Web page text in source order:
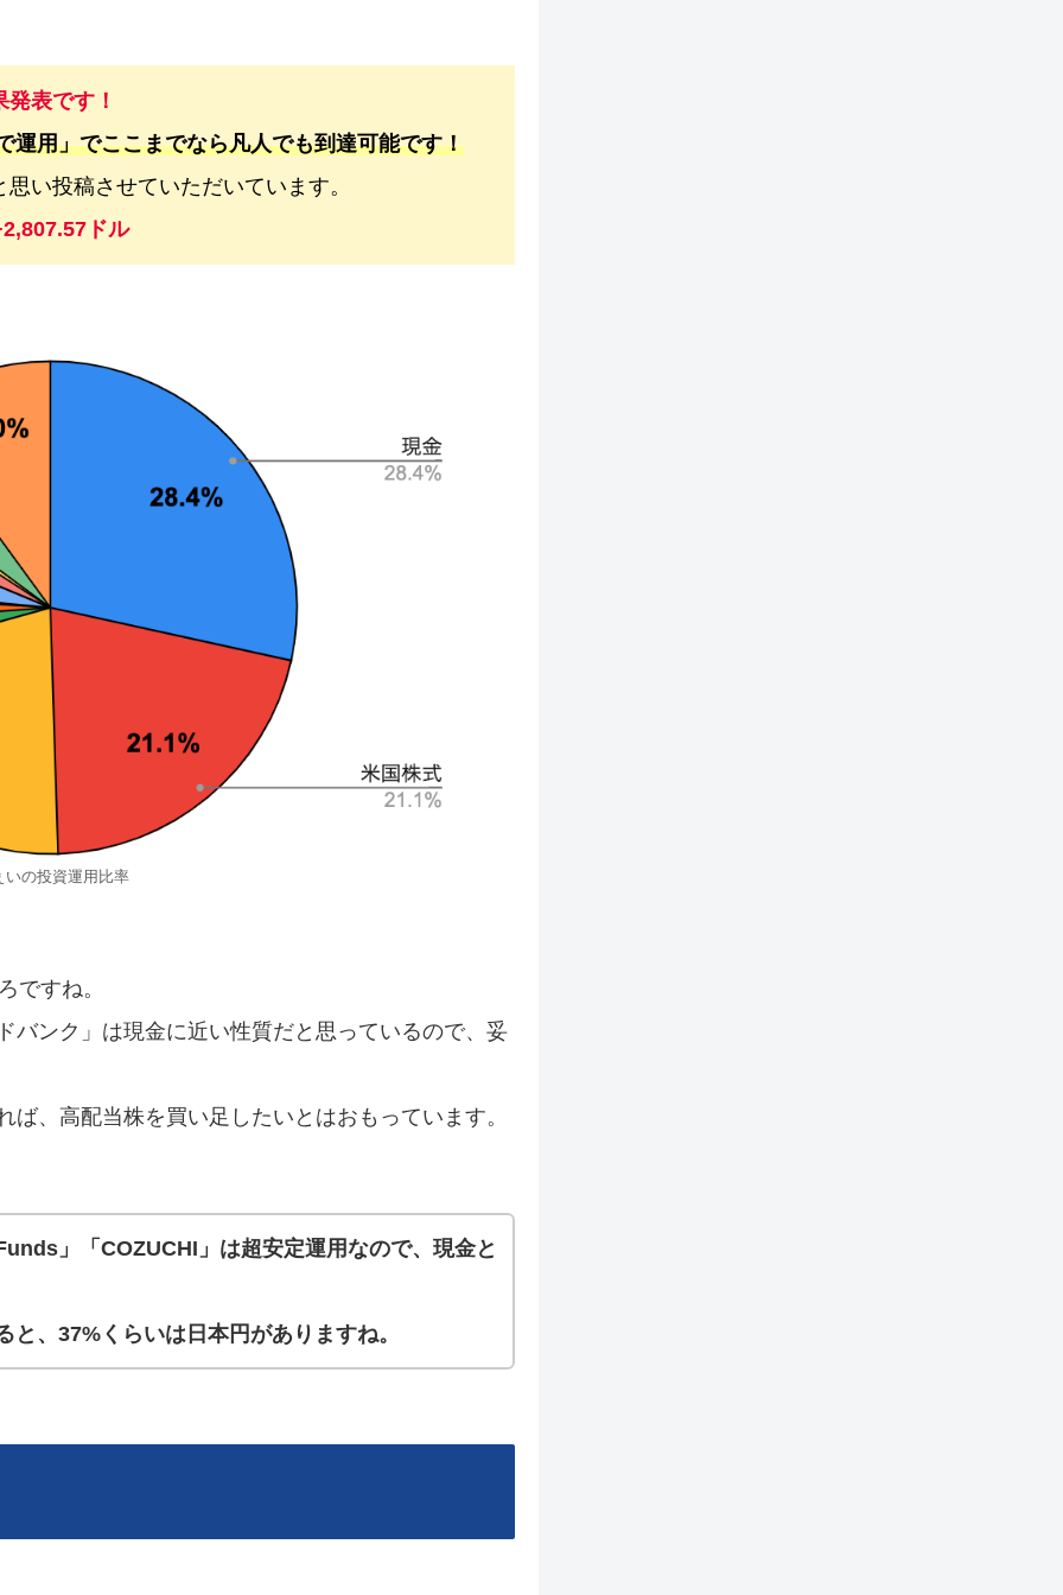
表です！
用」でここまでなら凡人でも到達可能です！
い投稿させていただいています。
ドル
いの投資運用比率
ですね。
バンク」は現金に近い性質だと思っているので、妥
、高配当株を買い足したいとはおもっています。
」「COZUCHI」は超安定運用なので、現金と
と、37%くらいは日本円がありますね。